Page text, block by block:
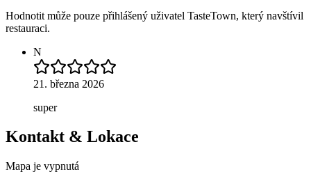
Hodnotit může pouze přihlášený uživatel TasteTown, který navštívil
restauraci.
N
21. března 2026
super
Kontakt & Lokace
Mapa je vypnutá